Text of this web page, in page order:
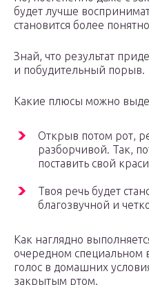
будет лучше
становится более
Знай, что результат
и побудительный порыв.
Какие плюсы можно
Открыв потом рот,
разборчивой. Так,
поставить свой
Твоя речь будет
благозвучной и
Как наглядно
очередном специальном
голос в домашних
закрытым ртом.